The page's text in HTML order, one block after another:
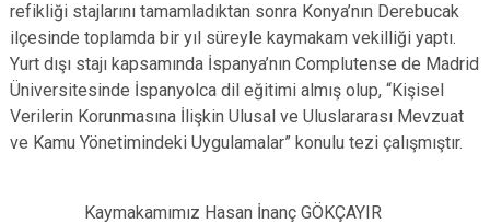
refikliği stajlarını tamamladıktan sonra Konya’nın Derebucak
ilçesinde toplamda bir yıl süreyle kaymakam vekilliği yaptı.
Yurt dışı stajı kapsamında İspanya’nın Complutense de Madrid
Üniversitesinde İspanyolca dil eğitimi almış olup, “Kişisel
Verilerin Korunmasına İlişkin Ulusal ve Uluslararası Mevzuat
ve Kamu Yönetimindeki Uygulamalar” konulu tezi çalışmıştır.
Kaymakamımız Hasan İnanç GÖKÇAYIR